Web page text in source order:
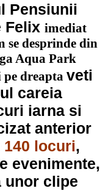
Pensiunii
Felix imediat
se desprinde din
Aqua Park
dreapta veti
careia
iarna si
anterior
140 locuri,
evenimente,
unor clipe